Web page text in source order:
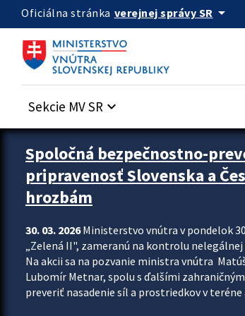
Preskocit na hlavný obsah
Oficiálna stránka verejnej správy SR arrow_drop_down
Sekcie MV SR keyboard_arrow_down
Zastavit automatický posun upútavok
Spoločná bezpečnostno-
pripravenosť Slovenska a
hrozbám
30. 03. 2026Ministerstvo vnútra v pondelok
„Zelená II", zameranú na kontrolu
Na akcii sa na pozvanie ministra vnútra
Lubomír Metnar, spolu s ďalšími
preveriť nasadenie síl a prostriedkov v